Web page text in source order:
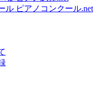
ル ピアノコンクール.net